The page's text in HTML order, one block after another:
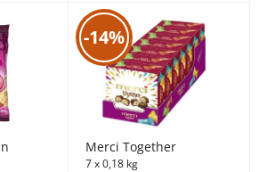
-14%
Merci Together
7 x 0,18 kg